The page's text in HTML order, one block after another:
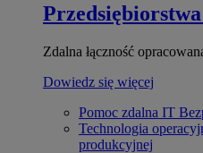
Przedsiębiorstwa
Zdalna łączność
Dowiedz się więcej
Pomoc zdalna IT
Technologia
produkcyjnej